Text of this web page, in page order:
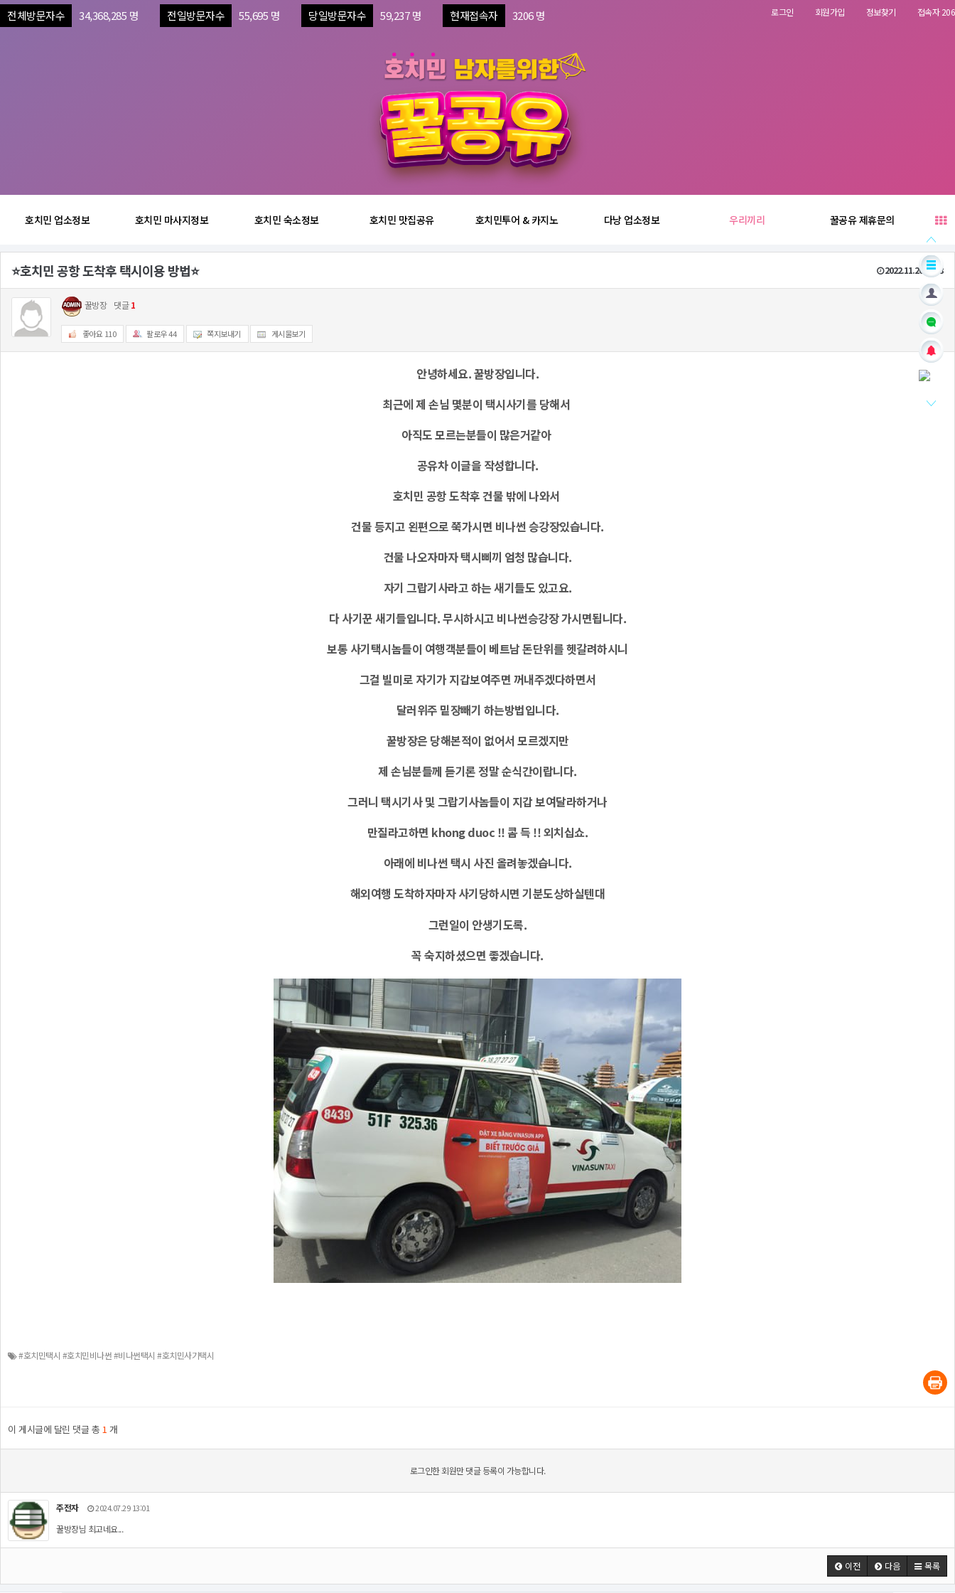
전체방문자수 34,368,285 명 전일방문자수 55,695 명 당일방문자수 59,237 명 현재접속자 3206 명 로그인 회원가입 정보찾기 접속자 206
호치민 업소정보 호치민 마사지정보 호치민 숙소정보 호치민 맛집공유 호치민투어 & 카지노 다낭 업소정보 우리끼리 꿀공유 제휴문의
⭐️호치민 공항 도착후 택시이용 방법⭐️ 2022.11.20 16:33
꿀방장 댓글1
좋아요 110 팔로우44 쪽지보내기 게시물보기
안녕하세요. 꿀방장입니다.
최근에 제 손님 몇분이 택시사기를 당해서
아직도 모르는분들이 많은거같아
공유차 이글을 작성합니다.
호치민 공항 도착후 건물 밖에 나와서
건물 등지고 왼편으로 쭉가시면 비나썬 승강장있습니다.
건물 나오자마자 택시삐끼 엄청 많습니다.
자기 그랍기사라고 하는 새기들도 있고요.
다 사기꾼 새기들입니다. 무시하시고 비나썬승강장 가시면됩니다.
보통 사기택시놈들이 여행객분들이 베트남 돈단위를 헷갈려하시니
그걸 빌미로 자기가 지갑보여주면 꺼내주겠다하면서
달러위주 밑장빼기 하는방법입니다.
꿀방장은 당해본적이 없어서 모르겠지만
제 손님분들께 듣기론 정말 순식간이랍니다.
그러니 택시기사 및 그랍기사놈들이 지갑 보여달라하거나
만질라고하면 khong duoc !! 콤 득 !! 외치십쇼.
아래에 비나썬 택시 사진 올려놓겠습니다.
해외여행 도착하자마자 사기당하시면 기분도상하실텐대
그런일이 안생기도록.
꼭 숙지하셨으면 좋겠습니다.
#호치민택시 #호치민비나썬 #비나썬택시 #호치민사기택시
이 게시글에 달린 댓글 총 1 개
로그인한 회원만 댓글 등록이 가능합니다.
주전자 2024.07.29 13:01
꿀방장님 최고네요...
이전 다음 목록